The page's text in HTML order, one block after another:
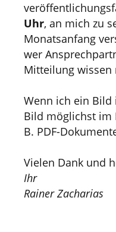
Uhr, an mich zu
Monatsanfang
wer
Mitteilung wissen
Wenn ich ein
Bild möglichst im
B. PDF-
Vielen Dank und
Ihr
Rainer Zacharias